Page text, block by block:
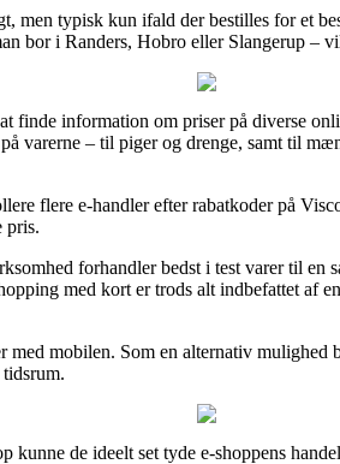
men typisk kun ifald der bestilles for et
bor i Randers, Hobro eller Slangerup –
finde information om priser på diverse
varerne – til piger og drenge, samt til
flere e-handler efter rabatkoder på
pris.
forhandler bedst i test varer til
med kort er trods alt indbefattet af
mobilen. Som en alternativ
kunne de ideelt set tyde e-shoppens